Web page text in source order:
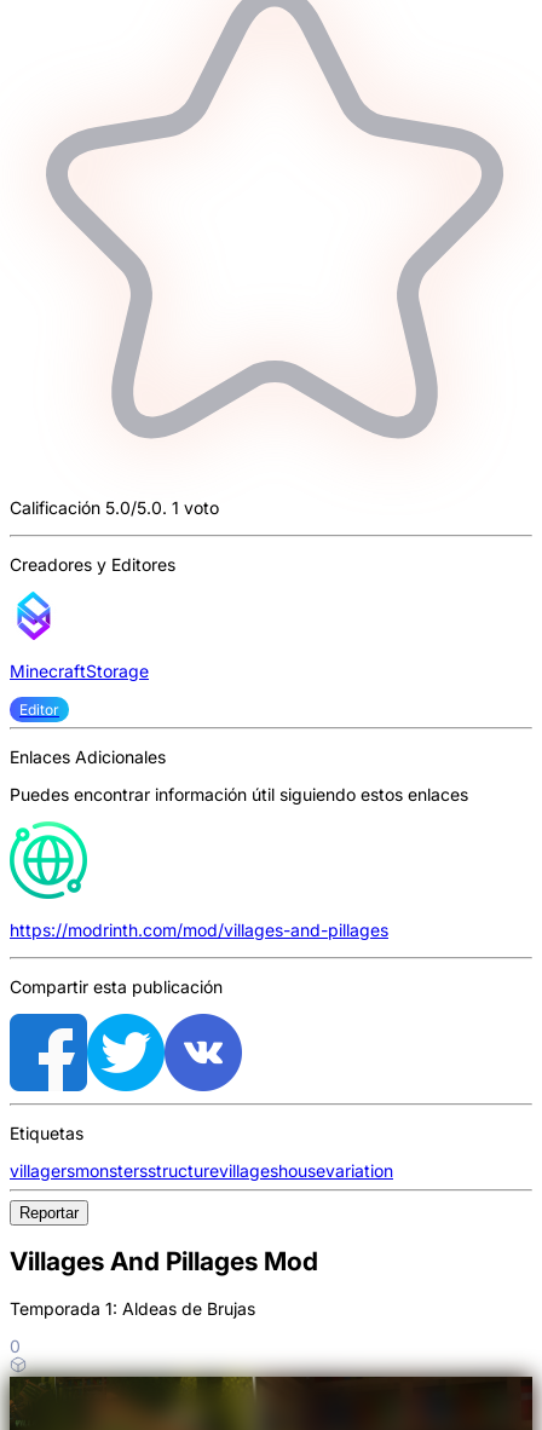
Calificación 5.0/5.0. 1 voto
Creadores y Editores
MinecraftStorage
Editor
Enlaces Adicionales
Puedes encontrar información útil siguiendo estos enlaces
https://modrinth.com/mod/villages-and-pillages
Compartir esta publicación
Etiquetas
villagersmonstersstructurevillageshousevariation
Reportar
Villages And Pillages Mod
Temporada 1: Aldeas de Brujas
0